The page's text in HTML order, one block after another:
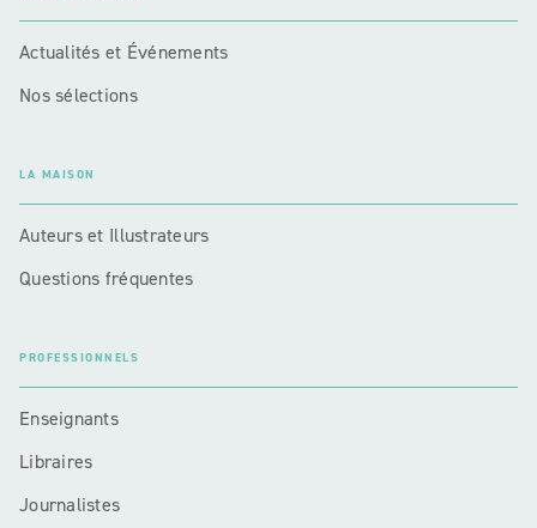
Actualités et Événements
Nos sélections
LA MAISON
Auteurs et Illustrateurs
Questions fréquentes
PROFESSIONNELS
Enseignants
Libraires
Journalistes